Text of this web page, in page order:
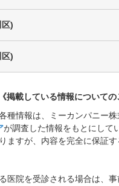
区)
区)
《掲載している情報についての
種情報は、ミーカンパニー
が調査した情報をもとにして
ますが、内容を完全に保証
医院を受診される場合は、